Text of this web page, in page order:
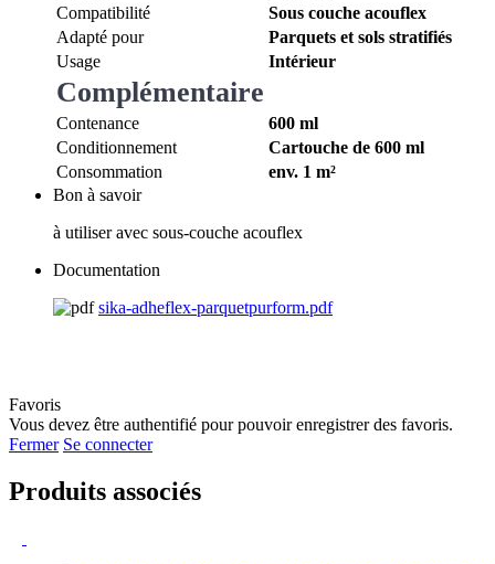
Compatibilité
Sous couche acouflex
Adapté pour
Parquets et sols stratifiés
Usage
Intérieur
Complémentaire
Contenance
600 ml
Conditionnement
Cartouche de 600 ml
Consommation
env. 1 m²
Bon à savoir
à utiliser avec sous-couche acouflex
Documentation
sika-adheflex-parquetpurform.pdf
Favoris
Vous devez être authentifié pour pouvoir enregistrer des favoris.
Fermer Se connecter
Produits associés